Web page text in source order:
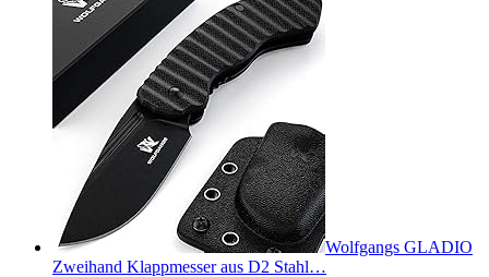
Wolfgangs GLADIO
Zweihand Klappmesser aus D2 Stahl…